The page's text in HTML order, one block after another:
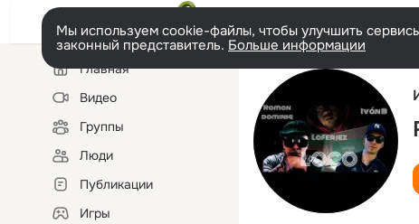
Мы используем cookie-файлы, чтобы улучшить
законный представитель. Больше информации
Левая
колонкаГлавная
Видео
Группы
Люди
Публикации
Игры